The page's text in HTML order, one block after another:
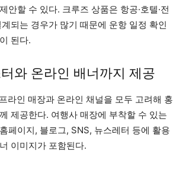
안할 수 있다. 크루즈 상품은 항공·호텔·전
되는 경우가 많기 때문에 운항 일정 확인
된다.
와 온라인 배너까지 제공
라인 매장과 온라인 채널을 모두 고려해 홍
제공한다. 여행사 매장에 부착할 수 있는
페이지, 블로그, SNS, 뉴스레터 등에 활용
이미지가 포함된다.